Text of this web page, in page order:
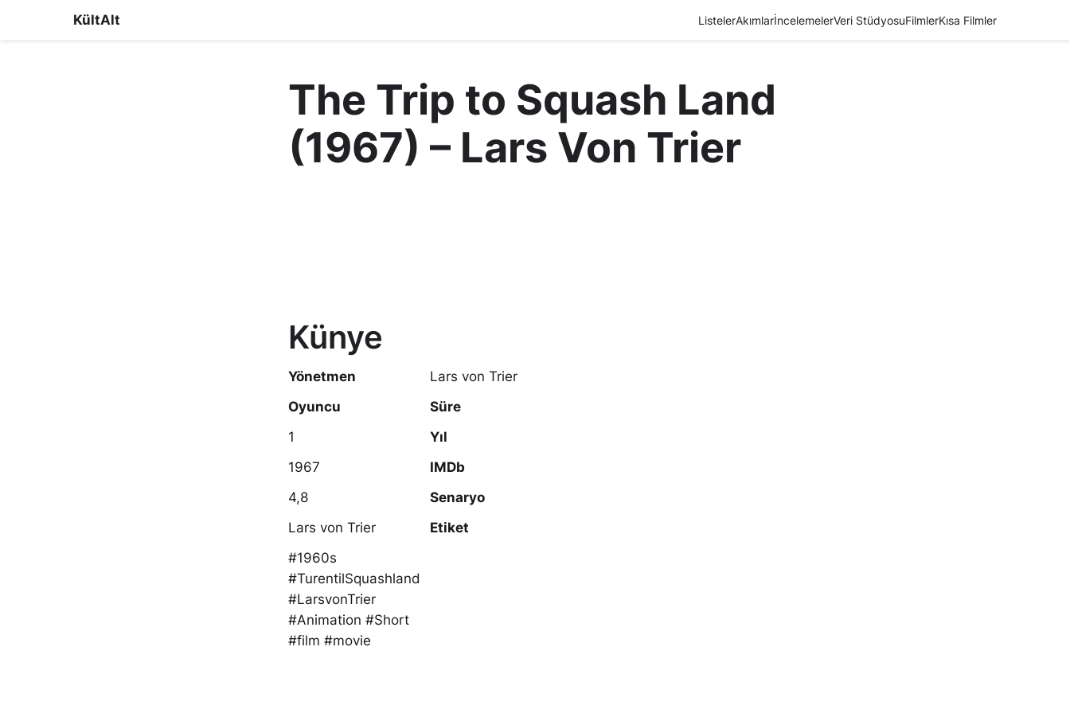
KültAlt ListelerAkımlarİncelemelerVeri StüdyosuFilmlerKısa Filmler
The Trip to Squash Land
(1967) – Lars Von Trier
Künye
Yönetmen
Lars von Trier
Oyuncu
Süre
1
Yıl
1967
IMDb
4,8
Senaryo
Lars von Trier
Etiket
#1960s
#TurentilSquashland
#LarsvonTrier
#Animation #Short
#film #movie